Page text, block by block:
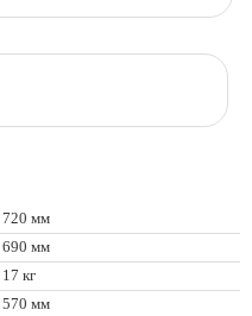
720 мм
690 мм
17 кг
570 мм